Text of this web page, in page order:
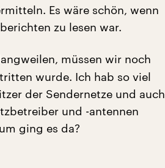
Es wäre schön, wenn
zu lesen war.
müssen wir noch
wurde. Ich hab so viel
der Sendernetze und auch
und -antennen
ging es da?